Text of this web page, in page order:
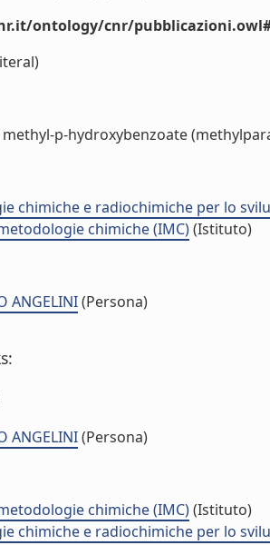
ontology/cnr/
p-hydroxybenzoate
chimiche e radiochimiche per lo
chimiche (IMC)(Istituto)
ANGELINI(Persona)
ANGELINI(Persona)
chimiche (IMC)(Istituto)
chimiche e radiochimiche per lo